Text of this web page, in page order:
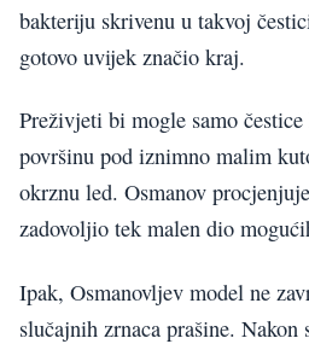
bakteriju skrivenu u takvoj
gotovo uvijek značio kraj.
Preživjeti bi mogle samo
površinu pod iznimno malim
okrznu led. Osmanov
zadovoljio tek malen dio
Ipak, Osmanovljev model ne
slučajnih zrnaca prašine.